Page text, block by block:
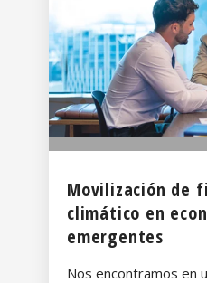
Movilización de
climático en
emergentes
Nos encontramos en